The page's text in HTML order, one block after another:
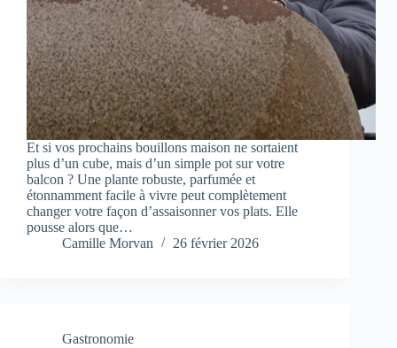
Et si vos prochains bouillons maison ne sortaient
plus d’un cube, mais d’un simple pot sur votre
balcon ? Une plante robuste, parfumée et
étonnamment facile à vivre peut complètement
changer votre façon d’assaisonner vos plats. Elle
pousse alors que…
Camille Morvan
26 février 2026
Gastronomie